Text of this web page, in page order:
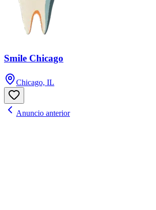
Smile Chicago
Chicago, IL
Anuncio anterior